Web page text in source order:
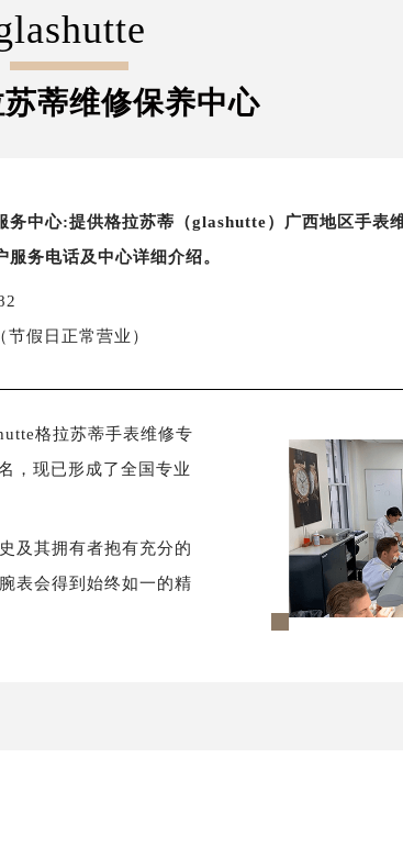
蒂维修保养中心
务中心:提供格拉苏蒂（glashutte）广西地区手表
务电话及中心详细介绍。
假日正常营业）
格拉苏蒂手表维修专
，现已形成了全国专业
及其拥有者抱有充分的
表会得到始终如一的精